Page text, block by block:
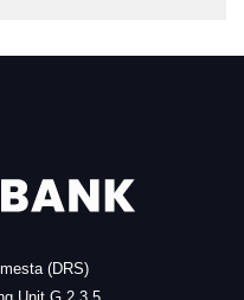
(DRS)